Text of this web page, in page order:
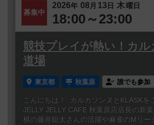
募集中
2026年 08 月 13日 木曜日
18:00～23:00
競技プレイが熱い！カル
道場
東京都 秋葉原 誰でも参加
こんにちは！ カルカソンヌとKLASKを
JELLY JELLY CAFE 秋葉原店店長の新
棋の藤井聡太さんの活躍や麻雀のMリー